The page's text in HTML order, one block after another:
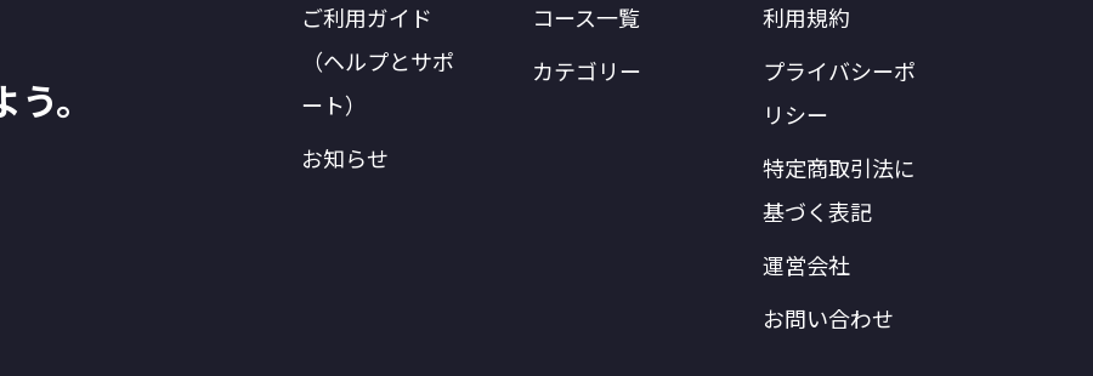
。
ご利用ガイド
（ヘルプとサポ
ート）
お知らせ
コース一覧
カテゴリー
利用規約
プライバシーポ
リシー
特定商取引法に
基づく表記
運営会社
お問い合わせ